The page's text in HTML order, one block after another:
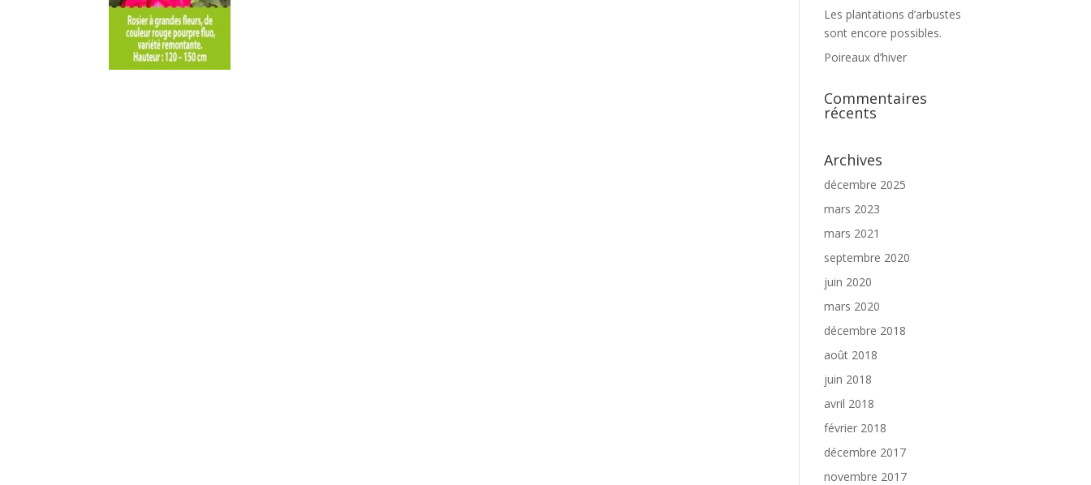
Les plantations d’arbustes
sont encore possibles.
Poireaux d’hiver
Commentaires
récents
Archives
décembre 2025
mars 2023
mars 2021
septembre 2020
juin 2020
mars 2020
décembre 2018
août 2018
juin 2018
avril 2018
février 2018
décembre 2017
novembre 2017